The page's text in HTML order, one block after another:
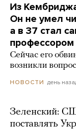
Из
Он не умел
а в 37 стал
профессором
Сейчас его
возникли
НОВОСТИ день
Зеленский:
поставлять